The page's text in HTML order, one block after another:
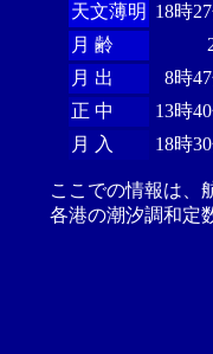
天文薄明 18時
月 齢
月 出
8時
正 中
13時
月 入
18時
ここでの情報は、
各港の潮汐調和定